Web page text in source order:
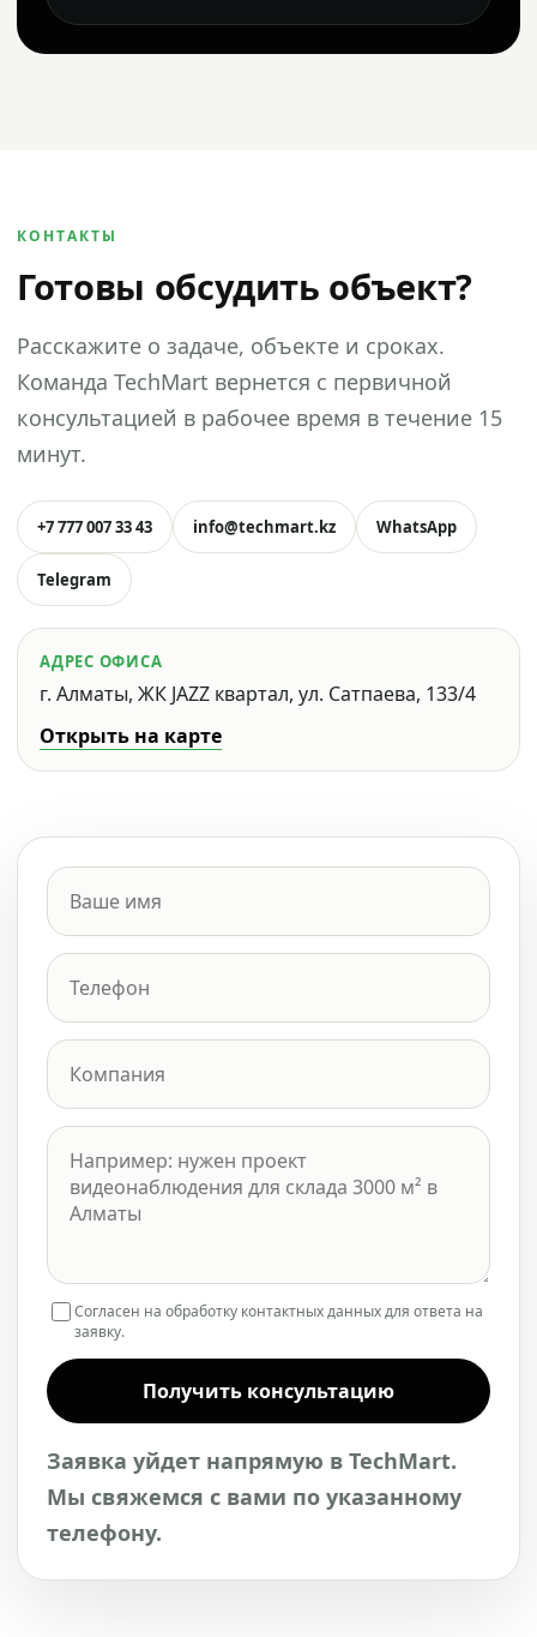
КОНТАКТЫ
Готовы обсудить объект?
Расскажите о задаче, объекте и сроках.
Команда TechMart вернется с первичной
консультацией в рабочее время в течение 15
минут.
+7 777 007 33 43 info@techmart.kz WhatsApp
Telegram
АДРЕС ОФИСА
г. Алматы, ЖК JAZZ квартал, ул. Сатпаева, 133/4
Открыть на карте
Согласен на обработку контактных данных для ответа на
заявку.
Получить консультацию
Заявка уйдет напрямую в TechMart.
Мы свяжемся с вами по указанному
телефону.